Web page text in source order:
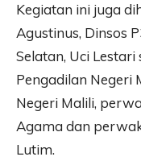
Kegiatan ini juga
Agustinus, Dinsos
Selatan, Uci
Pengadilan Negeri
Negeri Malili,
Agama dan
Lutim.